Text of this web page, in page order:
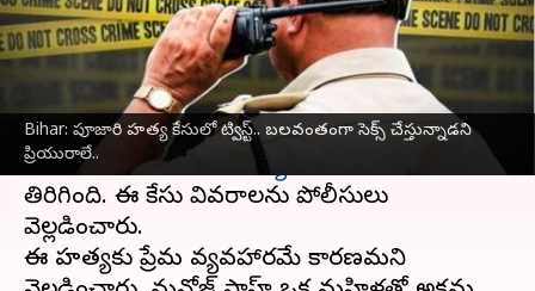
Bihar: పూజారి హత్య కేసులో ట్విస్ట్.. బలవంతంగా సెక్స్ చేస్తున్నాడని
ప్రియురాలే..
వ్రాసిన వారు Stalin Dec 19, 2023 03:31 pm
ఈ వార్తాకథనం ఏంటి
బిహార్‌లోని గోపాల్‌గంజ్‌లో గతవారం జరిగిన శివాలయ
పూజారి మనోజ్ సాహ్హత్యకేసు కీలక మలుపు
తిరిగింది. ఈ కేసు వివరాలను పోలీసులు
వెల్లడించారు.
ఈ హత్యకు ప్రేమ వ్యవహారమే కారణమని